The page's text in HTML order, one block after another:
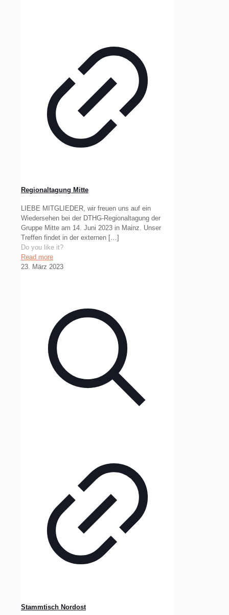
Regionaltagung Mitte
LIEBE MITGLIEDER, wir freuen uns auf ein
Wiedersehen bei der DTHG-Regionaltagung der
Gruppe Mitte am 14. Juni 2023 in Mainz. Unser
Treffen findet in der externen […]
Do you like it?
Read more
23. März 2023
Stammtisch Nordost